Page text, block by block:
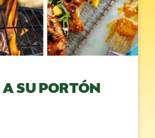
SU PORTÓN